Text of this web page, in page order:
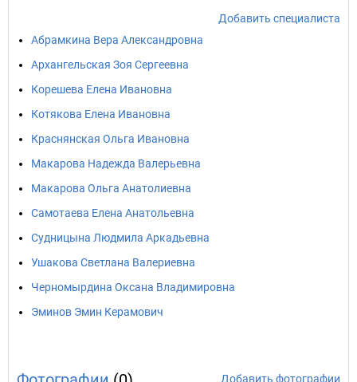
Добавить специалиста
Абрамкина Вера Александровна
Архангельская Зоя Сергеевна
Корешева Елена Ивановна
Котякова Елена Ивановна
Краснянская Ольга Ивановна
Макарова Надежда Валерьевна
Макарова Ольга Анатолиевна
Самотаева Елена Анатольевна
Судницына Людмила Аркадьевна
Ушакова Светлана Валериевна
Черномырдина Оксана Владимировна
Эминов Эмин Керамович
Добавить фотографии